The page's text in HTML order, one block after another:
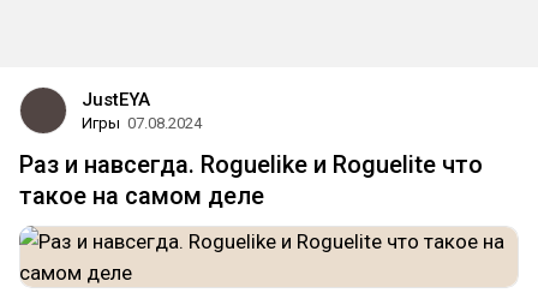
JustEYA
Игры 07.08.2024
Раз и навсегда. Roguelike и Roguelite что
такое на самом деле